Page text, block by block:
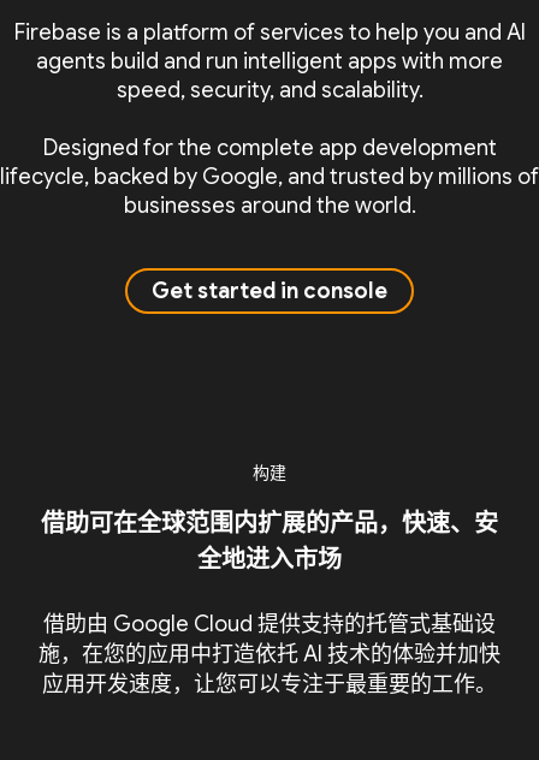
Firebase is a platform of services to help you and AI
agents build and run intelligent apps with more
speed, security, and scalability.
Designed for the complete app development
lifecycle, backed by Google, and trusted by millions of
businesses around the world.
Get started in console
构建
借助可在全球范围内扩展的产品，快速、安
全地进入市场
借助由 Google Cloud 提供支持的托管式基础设
施，在您的应用中打造依托 AI 技术的体验并加快
应用开发速度，让您可以专注于最重要的工作。